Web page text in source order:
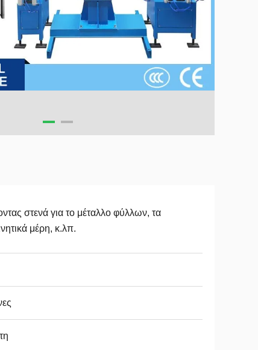
στενά για το μέταλλο φύλλων, τα
μέρη, κ.λπ.